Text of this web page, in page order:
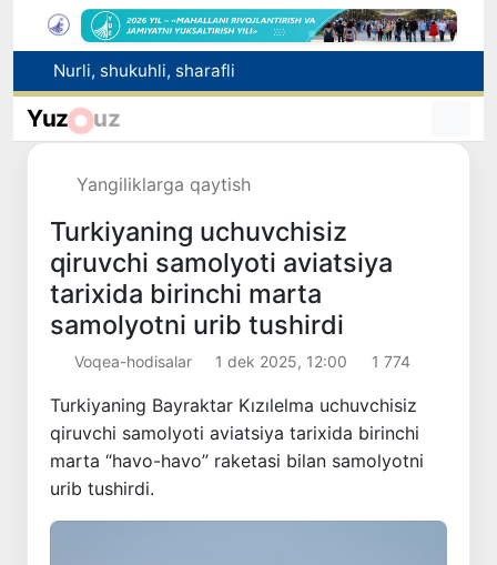
Raqobat qo‘mitasi aralashuvi bilan tadbirkordan gaz uchun asossiz undirilgan to‘lov qaytarilishi ta’minlandi
Nurli, shukuhli, sharafli
Yuz uz
Yangiliklarga qaytish
Turkiyaning uchuvchisiz
qiruvchi samolyoti aviatsiya
tarixida birinchi marta
samolyotni urib tushirdi
Voqea-hodisalar 1 dek 2025, 12:00 1 774
Turkiyaning Bayraktar Kızılelma uchuvchisiz
qiruvchi samolyoti aviatsiya tarixida birinchi
marta “havo-havo” raketasi bilan samolyotni
urib tushirdi.